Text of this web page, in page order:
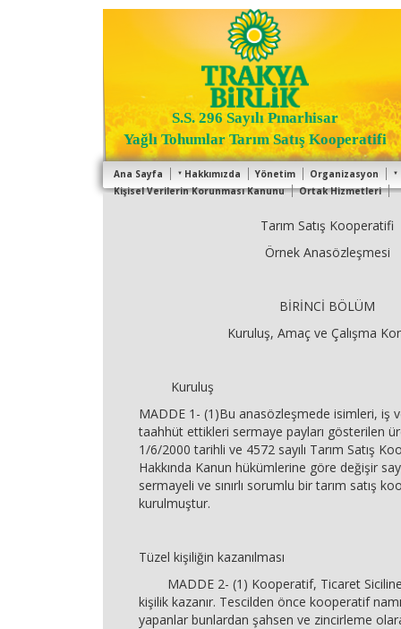
S.S. 296 Sayılı Pınarhisar
Yağlı Tohumlar Tarım Satış Kooperatifi
Ana Sayfa Hakkımızda Yönetim Organizasyon
Kişisel Verilerin Korunması Kanunu
Ortak Hizmetleri
Tarım Satış Kooperatifi
Örnek Anasözleşmesi
BİRİNCİ BÖLÜM
Kuruluş, Amaç ve Çalışma
Kuruluş
MADDE 1- (1)Bu anasözleşmede isimleri, iş
taahhüt ettikleri sermaye payları gösterilen
1/6/2000 tarihli ve 4572 sayılı Tarım Satış
Hakkında Kanun hükümlerine göre değişir
sermayeli ve sınırlı sorumlu bir tarım satış
kurulmuştur.
Tüzel kişiliğin kazanılması
MADDE 2- (1) Kooperatif, Ticaret
kişilik kazanır. Tescilden önce kooperatif
yapanlar bunlardan şahsen ve zincirleme